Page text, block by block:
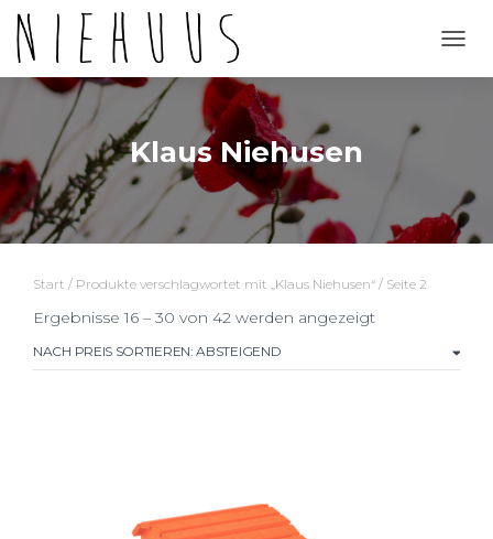
Klaus Niehusen
Start / Produkte verschlagwortet mit „Klaus Niehusen“ / Seite 2
Ergebnisse 16 – 30 von 42 werden angezeigt
sortiert: